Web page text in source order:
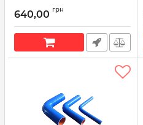
Артикул: 90° D55 L200*200
640,00 грн